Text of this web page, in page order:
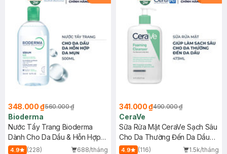
348.000 ₫560.000 ₫
Bioderma
Nước Tẩy Trang Bioderma
Dành Cho Da Dầu & Hỗn Hợp
500ml
4.9 (228)
688/tháng
341.000 ₫490.000 ₫
CeraVe
Sữa Rửa Mặt CeraVe Sạch Sâu
Cho Da Thường Đến Da Dầu
473ml
4.9 (116)
1.5k/tháng